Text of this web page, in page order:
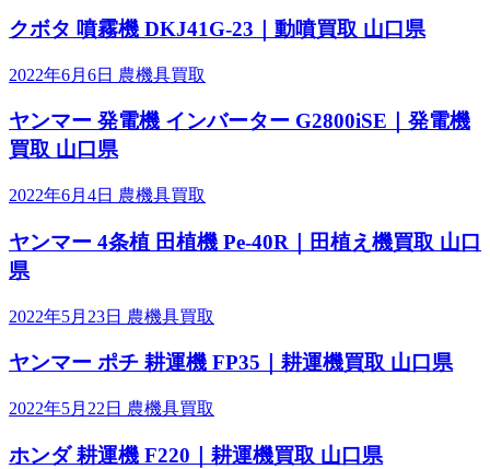
クボタ 噴霧機 DKJ41G-23｜動噴買取 山口県
2022年6月6日 農機具買取
ヤンマー 発電機 インバーター G2800iSE｜発電機
買取 山口県
2022年6月4日 農機具買取
ヤンマー 4条植 田植機 Pe-40R｜田植え機買取 山口
県
2022年5月23日 農機具買取
ヤンマー ポチ 耕運機 FP35｜耕運機買取 山口県
2022年5月22日 農機具買取
ホンダ 耕運機 F220｜耕運機買取 山口県